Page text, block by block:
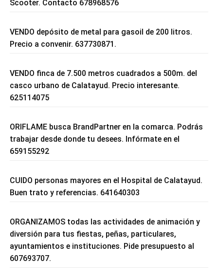
Scooter. Contacto 678968576
VENDO depósito de metal para gasoil de 200 litros.
Precio a convenir. 637730871.
VENDO finca de 7.500 metros cuadrados a 500m. del
casco urbano de Calatayud. Precio interesante.
625114075
ORIFLAME busca BrandPartner en la comarca. Podrás
trabajar desde donde tu desees. Infórmate en el
659155292
CUIDO personas mayores en el Hospital de Calatayud.
Buen trato y referencias. 641640303
ORGANIZAMOS todas las actividades de animación y
diversión para tus fiestas, peñas, particulares,
ayuntamientos e instituciones. Pide presupuesto al
607693707.